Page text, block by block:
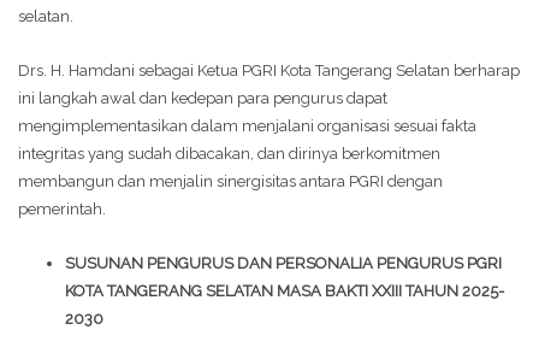
selatan.
Drs. H. Hamdani sebagai Ketua PGRI Kota Tangerang Selatan berharap
ini langkah awal dan kedepan para pengurus dapat
mengimplementasikan dalam menjalani organisasi sesuai fakta
integritas yang sudah dibacakan, dan dirinya berkomitmen
membangun dan menjalin sinergisitas antara PGRI dengan
pemerintah.
SUSUNAN PENGURUS DAN PERSONALIA PENGURUS PGRI
KOTA TANGERANG SELATAN MASA BAKTI XXIII TAHUN 2025-
2030